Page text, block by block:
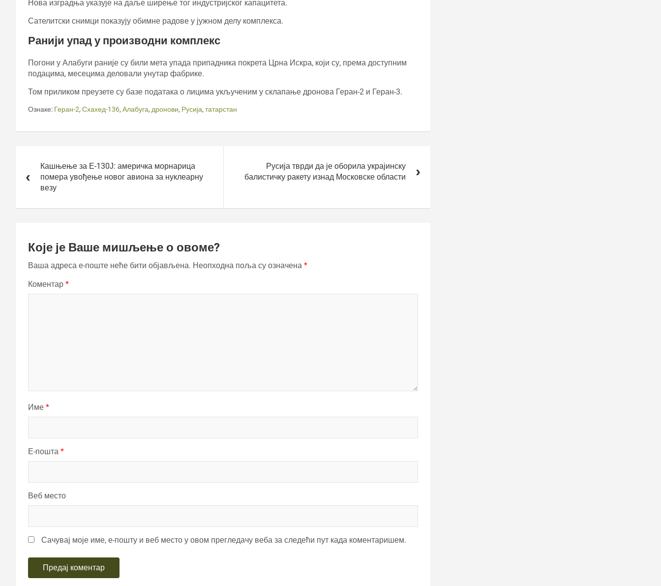
Нова изградња указује на даље ширење тог индустријског капацитета.
Сателитски снимци показују обимне радове у јужном делу комплекса.
Ранији упад у производни комплекс
Погони у Алабуги раније су били мета упада припадника покрета Црна Искра, који су, према доступним
подацима, месецима деловали унутар фабрике.
Том приликом преузете су базе података о лицима укљученим у склапање дронова Геран-2 и Геран-3.
Ознаке: Геран-2, Схахед-136, Алабуга, дронови, Русија, татарстан
чланкаКашњење за Е-130Ј: америчка морнарица
помера увођење новог авиона за нуклеарну
везу
Русија тврди да је оборила украјинску
балистичку ракету изнад Московске области
Које је Ваше мишљење о овоме?
Ваша адреса е-поште неће бити објављена. Неопходна поља су означена *
Коментар *
Име *
Е-пошта *
Веб место
Сачувај моје име, е-пошту и веб место у овом прегледачу веба за следећи пут када коментаришем.